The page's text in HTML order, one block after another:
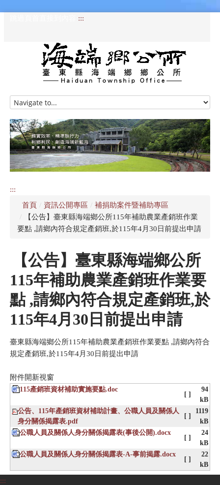
:::
HOME
訊息專區
認識海端
公所介紹
資訊公開專區
:::
首頁 / 資訊公開專區 / 補捐助案件暨補助專區
/
【公告】臺東縣海端鄉公所115年補助農業產銷班作業
要點 ,請鄉內符合規定產銷班,於115年4月30日前提出申請
【公告】臺東縣海端鄉公所
115年補助農業產銷班作業要
點 ,請鄉內符合規定產銷班,於
115年4月30日前提出申請
臺東縣海端鄉公所115年補助農業產銷班作業要點 ,請鄉內符合
規定產銷班,於115年4月30日前提出申請
附件開新視窗
115產銷班資材補助實施要點.doc
[ ]
94
kB
公告、115年產銷班資材補助計畫、公職人員及關係人
身分關係揭露表.pdf
[ ]
1119
kB
公職人員及關係人身分關係揭露表(事後公開).docx
[ ]
24
kB
公職人員及關係人身分關係揭露表-A-事前揭露.docx
[ ]
22
kB
:::